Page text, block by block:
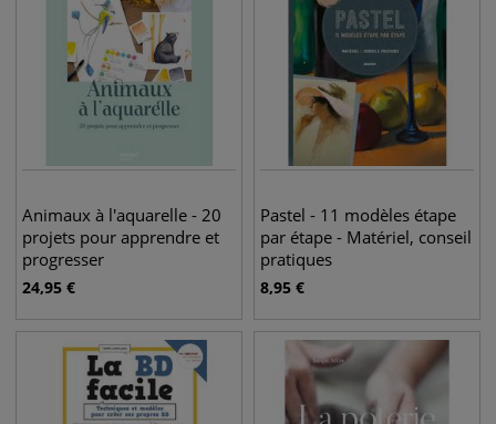
Animaux à l'aquarelle - 20
projets pour apprendre et
progresser
24,95 €
Pastel - 11 modèles étape
par étape - Matériel, conseil
pratiques
8,95 €